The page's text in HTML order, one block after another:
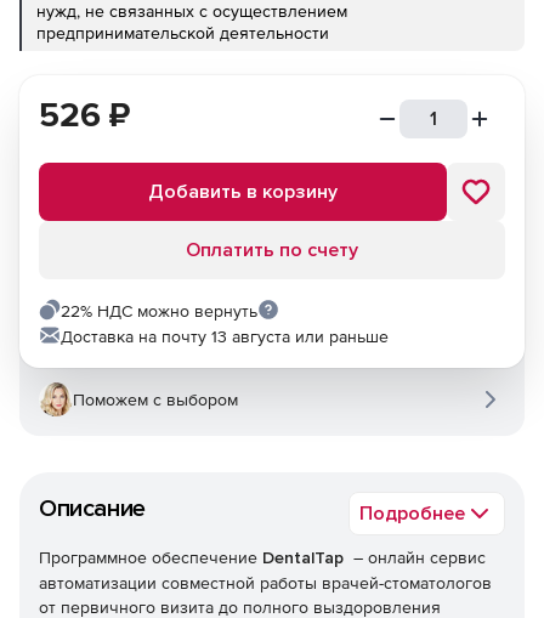
нужд, не связанных с осуществлением
предпринимательской деятельности
Описание Подробнее
Программное обеспечение DentalTap – oнлайн cервис
автоматизации совместной работы врачей-стоматологов
от первичного визита до полного выздоровления
526 ₽
Добавить в корзину
Оплатить по счету
22% НДС можно вернуть
Доставка на почту 13 августа или раньше
Поможем с выбором